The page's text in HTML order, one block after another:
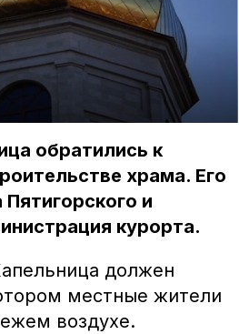
обратились к
храма. Его
и
курорта.
должен
местные жители
воздухе.